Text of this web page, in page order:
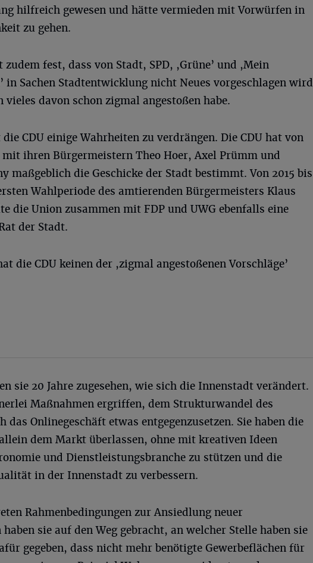
hilfreich gewesen und hätte vermieden mit Vorwürfen in
zu gehen.
zudem fest, dass von Stadt, SPD, ,Grüne’ und ,Mein
in Sachen Stadtentwicklung nicht Neues vorgeschlagen wird
vieles davon schon zigmal angestoßen habe.
CDU einige Wahrheiten zu verdrängen. Die CDU hat von
mit ihren Bürgermeistern Theo Hoer, Axel Prümm und
maßgeblich die Geschicke der Stadt bestimmt. Von 2015 bis
Wahlperiode des amtierenden Bürgermeisters Klaus
die Union zusammen mit FDP und UWG ebenfalls eine
der Stadt.
die CDU keinen der ,zigmal angestoßenen Vorschläge’
sie 20 Jahre zugesehen, wie sich die Innenstadt verändert.
Maßnahmen ergriffen, dem Strukturwandel des
das Onlinegeschäft etwas entgegenzusetzen. Sie haben die
dem Markt überlassen, ohne mit kreativen Ideen
und Dienstleistungsbranche zu stützen und die
in der Innenstadt zu verbessern.
Rahmenbedingungen zur Ansiedlung neuer
sie auf den Weg gebracht, an welcher Stelle haben sie
gegeben, dass nicht mehr benötigte Gewerbeflächen für